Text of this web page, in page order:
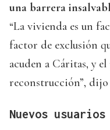
una barrera
“La vivienda es un
factor de exclusión
acuden a Cáritas, y
reconstrucción”, dijo
Nuevos usuarios